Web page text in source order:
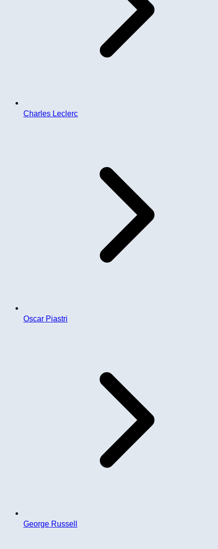
Charles Leclerc
Oscar Piastri
George Russell